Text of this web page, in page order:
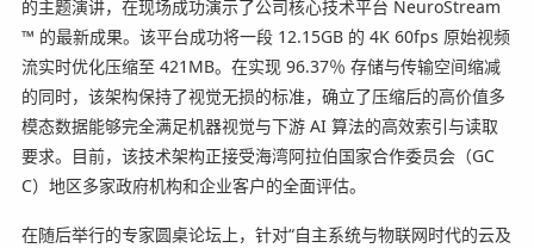
的主题演讲，在现场成功演示了公司核心技术平台 NeuroStream
™ 的最新成果。该平台成功将一段 12.15GB 的 4K 60fps 原始视频
流实时优化压缩至 421MB。在实现 96.37％ 存储与传输空间缩减
的同时，该架构保持了视觉无损的标准，确立了压缩后的高价值多
模态数据能够完全满足机器视觉与下游 AI 算法的高效索引与读取
要求。目前，该技术架构正接受海湾阿拉伯国家合作委员会（GC
C）地区多家政府机构和企业客户的全面评估。
在随后举行的专家圆桌论坛上，针对“自主系统与物联网时代的云及